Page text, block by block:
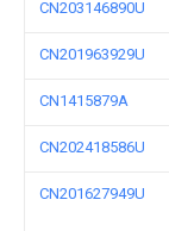
CN203146890U
CN201963929U
CN1415879A
CN202418586U
CN201627949U